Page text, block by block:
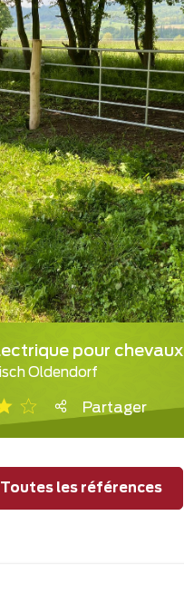
pour chevaux
Oldendorf
Partager
Toutes les références